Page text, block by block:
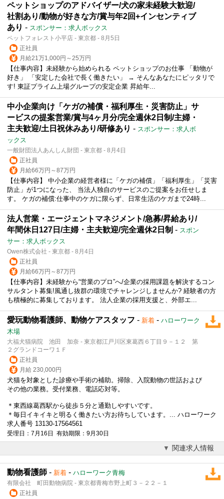
ペットショップのアドバイザー/犬の家未経験大歓迎/
社割あり/動物が好きな方/賞与年2回+インセンティブ
あり - スポンサー：求人ボックス
ペットフォレスト小平店 - 東京都 - 8月5日
正社員
月給21万1,000円～25万円
【仕事内容】未経験から始められる ペットショップのお仕事 「動物が
好き」 「安定した会社で長く働きたい」 → そんなあなたにピッタリで
す! 東証プライム上場グループの安定企業 昇給年...
中小企業向け「ケガの補償・福利厚生・災害防止」サ
ービスの提案営業/賞与4ヶ月分/完全週休2日制/主婦・
主夫歓迎/土日祝休みあり/研修あり - スポンサー：求人ボ
ックス
一般財団法人あんしん財団 - 東京都 - 8月4日
正社員
月給66万円～87万円
【仕事内容】 中小企業の経営者様に「ケガの補償」「福利厚生」「災害
防止」が1つになった、 当法人独自のサービスのご提案をお任せしま
す。 ケガの補償:仕事中のケガに限らず、日常生活のケガまで24時...
法人営業・エージェントマネジメント/急募/昇給あり/
年間休日127日/主婦・主夫歓迎/完全週休2日制 - スポン
サー：求人ボックス
Owen株式会社 - 東京都 - 8月4日
正社員
月給66万円～87万円
【仕事内容】未経験から“営業のプロ”へ/企業の採用課題を解決するコン
サルタント募集!風通し抜群の環境でチャレンジしませんか? 経験者の方
も積極的に募集しております。 法人企業の採用支援と、外部エ...
愛玩動物看護師、動物ケアスタッフ - 新着 - ハローワーク
木場
大福犬猫病院 池田 加奈 - 東京都江戸川区東葛西６丁目９－１２ 第
２グランドコーワ１Ｆ
正社員
月給 230,000円
犬猫を対象とした診療や手術の補助。掃除、入院動物の世話および
その他の業務。受付業務、電話応対等。
＊東西線葛西駅から徒歩５分と通勤しやすいです。
＊毎日イキイキと明るく働きたい方お待ちしています。... ハローワーク
求人番号 13130-17564561
受理日：7月16日 有効期限：9月30日
関連求人情報
動物看護師 - 新着 - ハローワーク青梅
有限会社 町田動物病院 - 東京都青梅市野上町３－２２－１
正社員